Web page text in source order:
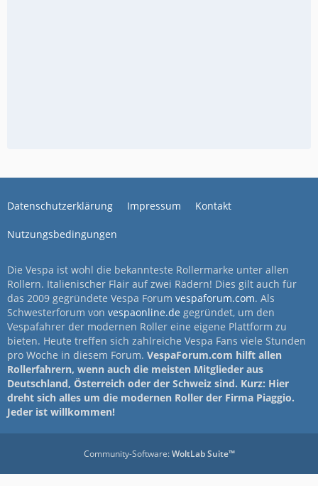
Datenschutzerklärung Impressum Kontakt
Nutzungsbedingungen
Die Vespa ist wohl die bekannteste Rollermarke unter allen
Rollern. Italienischer Flair auf zwei Rädern! Dies gilt auch für
das 2009 gegründete Vespa Forum vespaforum.com. Als
Schwesterforum von vespaonline.de gegründet, um den
Vespafahrer der modernen Roller eine eigene Plattform zu
bieten. Heute treffen sich zahlreiche Vespa Fans viele Stunden
pro Woche in diesem Forum. VespaForum.com hilft allen
Rollerfahrern, wenn auch die meisten Mitglieder aus
Deutschland, Österreich oder der Schweiz sind. Kurz: Hier
dreht sich alles um die modernen Roller der Firma Piaggio.
Jeder ist willkommen!
Community-Software:WoltLab Suite™